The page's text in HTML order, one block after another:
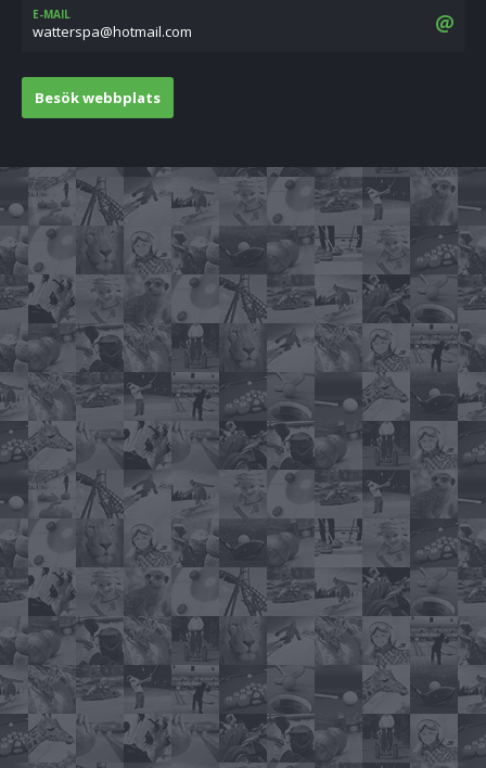
E-MAIL
moc.liamtoh@apsrettaw
Besök webbplats